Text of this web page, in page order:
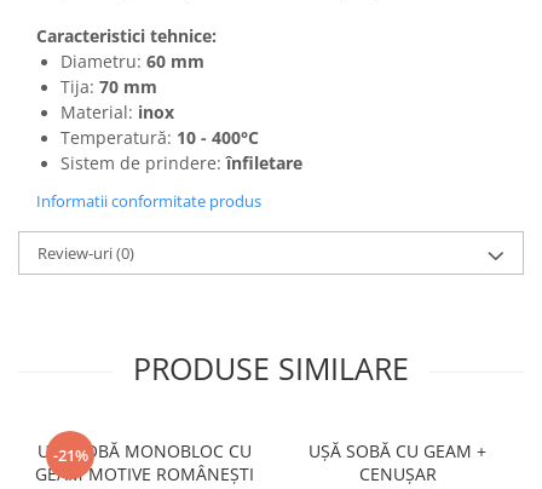
Caracteristici tehnice:
Diametru: 60 mm
Tija: 70 mm
Material: inox
Temperatură: 10 - 400°C
Sistem de prindere:înfiletare
Informatii conformitate produs
Review-uri(0)
PRODUSE SIMILARE
-21%
UȘĂ SOBĂ MONOBLOC CU
GEAM MOTIVE ROMÂNEȘTI
UȘĂ SOBĂ CU GEAM +
CENUȘAR